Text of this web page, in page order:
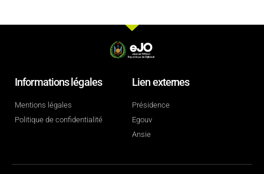
Informations légales
Mentions légales
Politique de confidentialité
Lien externes
Présidence
Egouv
Ansie